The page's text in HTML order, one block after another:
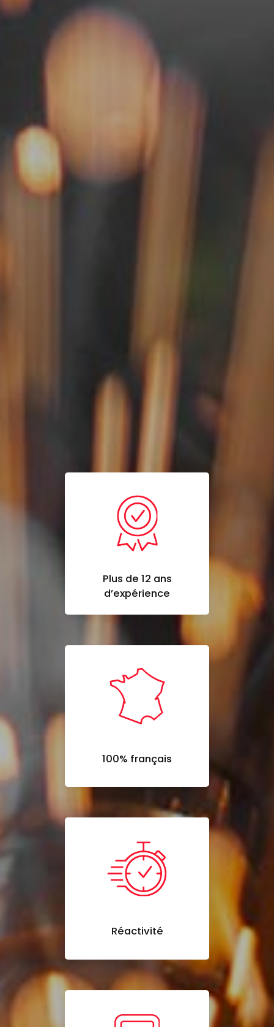
Plus de 12 ans
d’expérience
100% français
Réactivité